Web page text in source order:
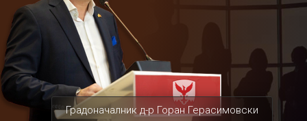
Градоначалник д-р Горан Герасимовски